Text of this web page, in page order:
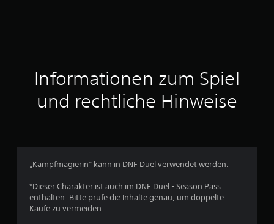
B
w
e
r
Informationen zum Spiel
und rechtliche Hinweise
„Kampfmagierin“ kann in DNF Duel verwendet werden.
*Dieser Charakter ist auch im DNF Duel - Season Pass
enthalten. Bitte prüfe die Inhalte genau, um doppelte
Käufe zu vermeiden.